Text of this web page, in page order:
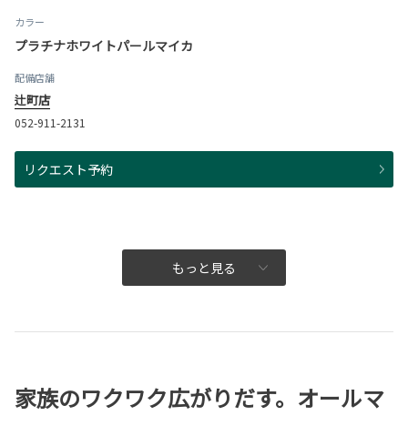
カラー
プラチナホワイトパールマイカ
配備店舗
辻町店
052-911-2131
リクエスト予約
もっと見る
家族のワクワク広がりだす。オールマ